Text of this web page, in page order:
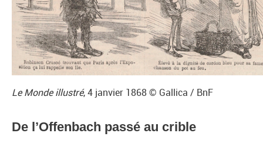
Le Monde illustré, 4 janvier 1868 © Gallica / BnF
De l’Offenbach passé au crible